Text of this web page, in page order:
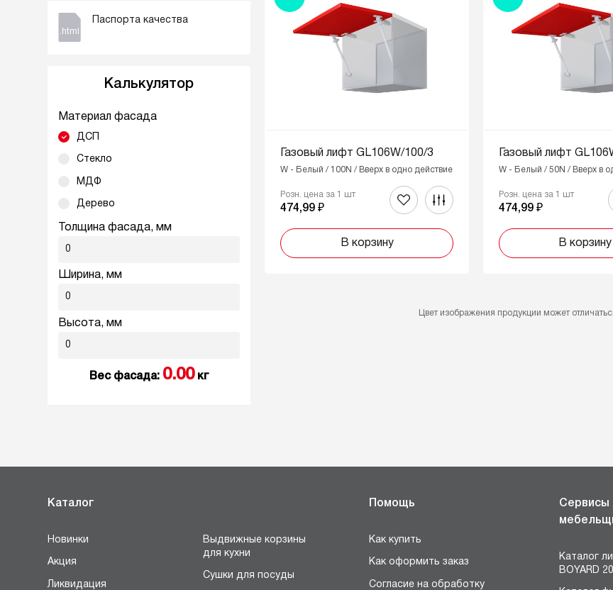
.html
Паспорта качества
Калькулятор
Материал фасада
ДСП
Стекло
МДФ
Дерево
Толщина фасада, мм
Ширина, мм
Высота, мм
Вес фасада: 0.00кг
Газовый лифт GL106W/100/3
W - Белый / 100N / Вверх в одно действие
Розн. цена за 1 шт
474,99 ₽
В корзину
Газовый лифт
W - Белый / 50N / Вверх в
Розн. цена за 1 шт
474,99 ₽
В корзину
Цвет изображения продукции может
Каталог
Новинки
Акция
Ликвидация
Выдвижные корзины
для кухни
Сушки для посуды
Помощь
Как купить
Как оформить заказ
Согласие на обработку
Сервисы
Каталог
BOYARD